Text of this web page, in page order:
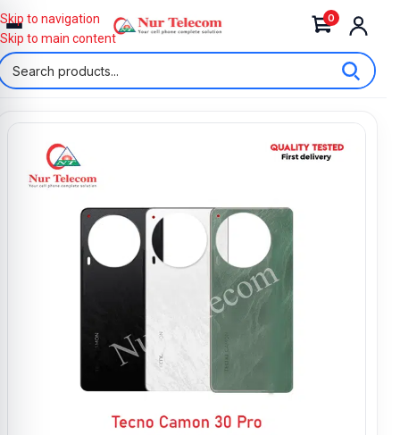
0
Skip to navigation
Skip to main content